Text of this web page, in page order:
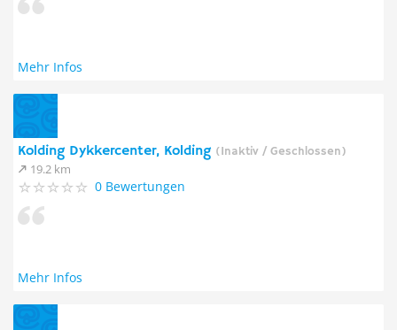
Mehr Infos
Kolding Dykkercenter, Kolding (Inaktiv / Geschlossen)
19.2 km
0 Bewertungen
Mehr Infos